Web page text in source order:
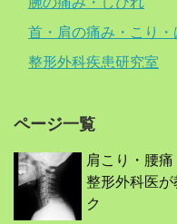
首・肩の痛み・こり
整形外科疾患研究室
ページ一覧
肩こり・腰
整形外科医
ク